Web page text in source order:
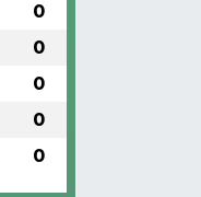
0
0
0
0
0